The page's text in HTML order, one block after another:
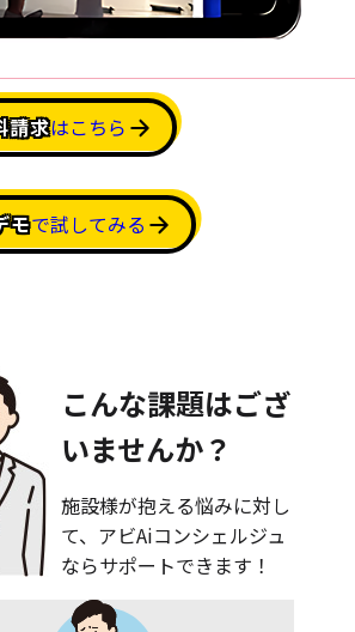
請求はこちら
モで試してみる
こんな課題はござ
いませんか？
施設様が抱える悩みに対し
て、アビAiコンシェルジュ
ならサポートできます！